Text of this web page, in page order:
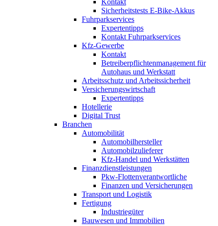
Sicherheitstests E-Bike-Akkus
Fuhrparkservices
Expertentipps
Kontakt Fuhrparkservices
Kfz-Gewerbe
Kontakt
Betreiberpflichtenmanagement für
Autohaus und Werkstatt
Arbeitsschutz und Arbeitssicherheit
Versicherungswirtschaft
Expertentipps
Hotellerie
Digital Trust
Branchen
Automobilität
Automobilhersteller
Automobilzulieferer
Kfz-Handel und Werkstätten
Finanzdienstleistungen
Pkw‑Flottenverantwortliche
Finanzen und Versicherungen
Transport und Logistik
Fertigung
Industriegüter
Bauwesen und Immobilien